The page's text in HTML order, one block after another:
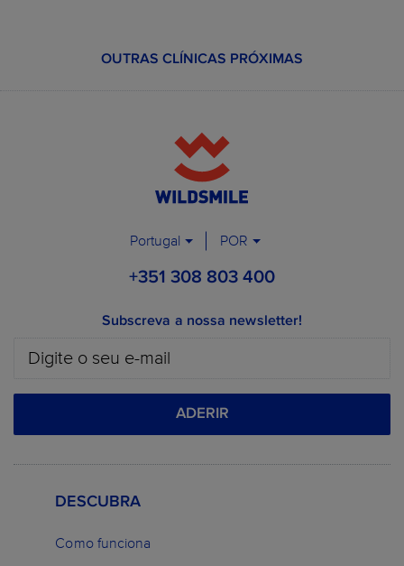
OUTRAS CLÍNICAS PRÓXIMAS
Portugal POR
+351 308 803 400
Subscreva a nossa newsletter!
ADERIR
DESCUBRA
Como funciona